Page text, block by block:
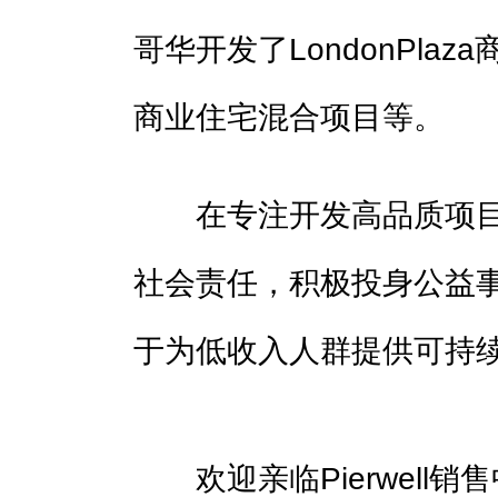
哥华开发了LondonPlaza
商业住宅混合项目等。
在专注开发高品质项目
社会责任，积极投身公益
于为低收入人群提供可持
欢迎亲临Pierwell销售